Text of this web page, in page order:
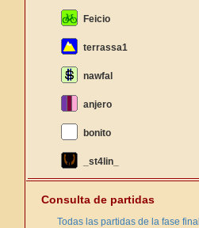
Feicio
terrassa1
nawfal
anjero
bonito
_st4lin_
Consulta de partidas
Todas las partidas de la fase final